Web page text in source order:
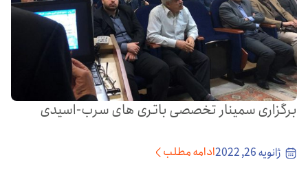
برگزاری سمینار تخصصی باتری های سرب-اسیدی
ژانویه 26, 2022 ادامه مطلب